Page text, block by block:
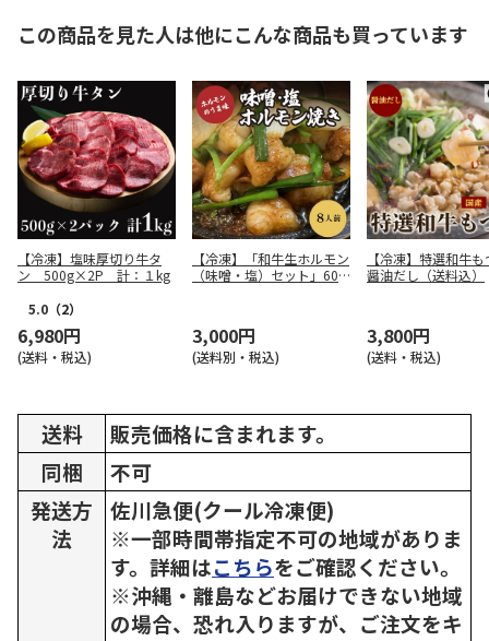
この商品を見た人は他にこんな商品も買っています
【冷凍】塩味厚切り牛タ
ン 500g×2P 計：１kg
5.0 （2）
6,980円
(送料・税込)
【冷凍】「和牛生ホルモン
（味噌・塩）セット」600
3,000円
(送料別・税込)
【冷凍】特選和牛
醤油だし（送料込）
3,800円
(送料・税込)
送料
販売価格に含まれます。
同梱
不可
発送方
法
佐川急便(クール冷凍便)
※一部時間帯指定不可の地域がありま
す。詳細はこちらをご確認ください。
※沖縄・離島などお届けできない地域
の場合、恐れ入りますが、ご注文をキ